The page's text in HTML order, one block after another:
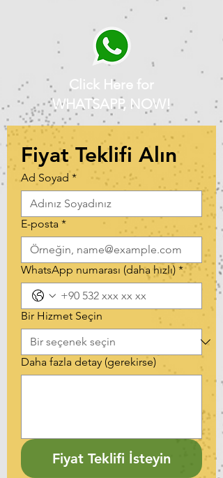
Click Here for
WHATSAPP, NOW!
Fiyat Teklifi Alın
Ad Soyad *
E-posta *
WhatsApp numarası (daha hızlı) *
Bir Hizmet Seçin
Daha fazla detay (gerekirse)
Fiyat Teklifi İsteyin